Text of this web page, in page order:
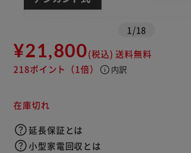
1 /18
¥21,800(税込) 送料無料
218ポイント （1倍） info 内訳
在庫切れ
延長保証とは
小型家電回収とは
カートに入れる